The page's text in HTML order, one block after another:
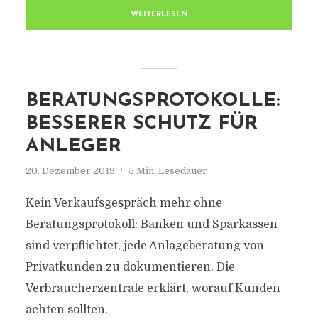
WEITERLESEN
BERATUNGSPROTOKOLLE:
BESSERER SCHUTZ FÜR
ANLEGER
20. Dezember 2019 5 Min. Lesedauer
Kein Verkaufsgespräch mehr ohne
Beratungsprotokoll: Banken und Sparkassen
sind verpflichtet, jede Anlageberatung von
Privatkunden zu dokumentieren. Die
Verbraucherzentrale erklärt, worauf Kunden
achten sollten.